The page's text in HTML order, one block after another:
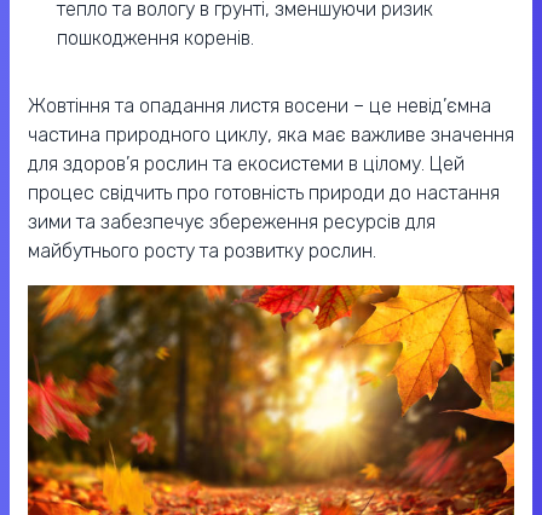
тепло та вологу в грунті, зменшуючи ризик
пошкодження коренів.
Жовтіння та опадання листя восени – це невід’ємна
частина природного циклу, яка має важливе значення
для здоров’я рослин та екосистеми в цілому. Цей
процес свідчить про готовність природи до настання
зими та забезпечує збереження ресурсів для
майбутнього росту та розвитку рослин.